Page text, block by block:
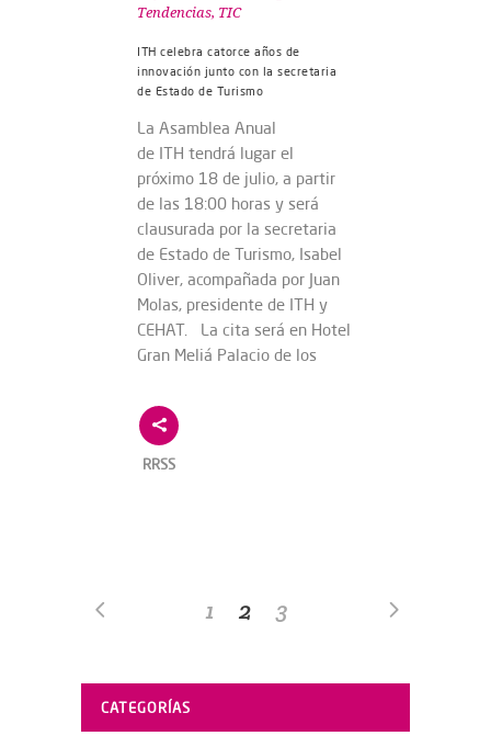
Tendencias, TIC
ITH celebra catorce años de
innovación junto con la secretaria
de Estado de Turismo
La Asamblea Anual
de ITH tendrá lugar el
próximo 18 de julio, a partir
de las 18:00 horas y será
clausurada por la secretaria
de Estado de Turismo, Isabel
Oliver, acompañada por Juan
Molas, presidente de ITH y
CEHAT. La cita será en Hotel
Gran Meliá Palacio de los
RRSS
1 2 3
CATEGORÍAS